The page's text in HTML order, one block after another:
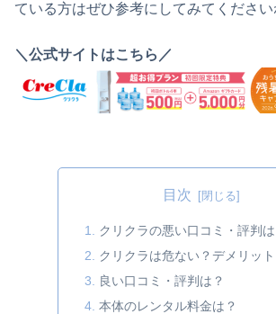
ている方はぜひ参考にしてみてください
＼公式サイトはこちら／
目次
クリクラの悪い口コミ・評判は
クリクラは危ない？デメリッ
良い口コミ・評判は？
本体のレンタル料金は？